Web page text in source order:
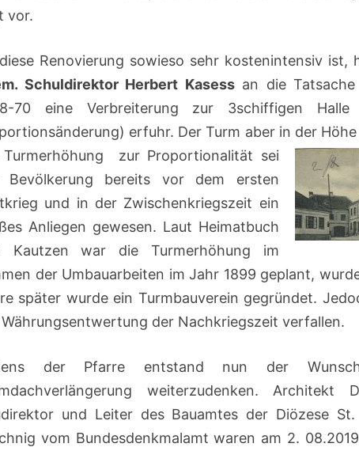
vor.
Renovierung sowieso sehr kostenintensiv ist,
Schuldirektor Herbert Kasessan die
70 eine Verbreiterung zur 3schiffigen
erfuhr. Der Turm aber in der
ng zur Proportionalität sei
Bevölkerung bereits vor dem ersten
und in der Zwischenkriegszeit ein
Anliegen gewesen. Laut Heimatbuch
Kautzen war die Turmerhöhung im
der Umbauarbeiten im Jahr 1899 geplant,
später wurde ein Turmbauverein gegründet.
der Nachkriegszeit verfallen.
der Pfarre entstand nun der
weiterzudenken.
und Leiter des Bauamtes der Diözese
vom Bundesdenkmalamt waren am 2.